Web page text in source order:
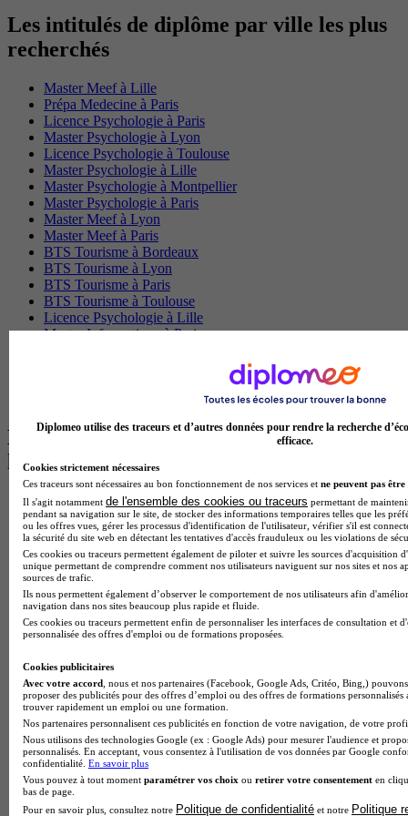
Les intitulés de diplôme par ville les plus
recherchés
Master Meef à Lille
Prépa Medecine à Paris
Licence Psychologie à Paris
Master Psychologie à Lyon
Licence Psychologie à Toulouse
Master Psychologie à Lille
Master Psychologie à Montpellier
Master Psychologie à Paris
Master Meef à Lyon
Master Meef à Paris
BTS Tourisme à Bordeaux
BTS Tourisme à Lyon
BTS Tourisme à Paris
BTS Tourisme à Toulouse
Licence Psychologie à Lille
Master Informatique à Paris
Les intitulés de diplôme par alternance
les plus recherchés
BTS Esf en alternance
BTS Dietetique en alternance
BTS Mco en alternance
BTS Pi en alternance
BTS Sp3s en alternance
Master CCA en alternance
BTS Ndrc en alternance
BTS Sam en alternance
Cap Fleuriste en alternance
MSc Marketing Digital en alternance
BTS Gpme en alternance
Cap Electricien en alternance
BTS Gpn en alternance
BTS Domotique en alternance
BAC Pro Agora en alternance
BTS Sta en alternance
BTS Iris en alternance
BTS Tpl en alternance
BTS Ati en alternance
Diplomeo utilise des traceurs et d’autres données pour rendre la recherche
efficace.
Cookies strictement nécessaires
Ces traceurs sont nécessaires au bon fonctionnement de nos services et ne peuvent pas être
Il s'agit notamment de l'ensemble des cookies ou traceurs permettant de
pendant sa navigation sur le site, de stocker des informations temporaires telles que les
ou les offres vues, gérer les processus d'identification de l'utilisateur, vérifier s'il est
la sécurité du site web en détectant les tentatives d'accès frauduleux ou les violations de
Ces cookies ou traceurs permettent également de piloter et suivre les sources d'acquisition
unique permettant de comprendre comment nos utilisateurs naviguent sur nos sites et nos
sources de trafic.
Ils nous permettent également d’observer le comportement de nos utilisateurs afin
navigation dans nos sites beaucoup plus rapide et fluide.
Ces cookies ou traceurs permettent enfin de personnaliser les interfaces de consultation et
personnalisée des offres d'emploi ou de formations proposées.
Cookies publicitaires
Avec votre accord , nous et nos partenaires (Facebook, Google Ads, Critéo, Bing,)
proposer des publicités pour des offres d’emploi ou des offres de formations
trouver rapidement un emploi ou une formation.
Nos partenaires personnalisent ces publicités en fonction de votre navigation, de votre
Nous utilisons des technologies Google (ex : Google Ads) pour mesurer l'audience et
personnalisés. En acceptant, vous consentez à l'utilisation de vos données par Google
confidentialité. En savoir plus
Vous pouvez à tout moment paramétrer vos choix ou retirer votre consentement en
bas de page.
Pour en savoir plus, consultez notre Politique de confidentialité et notre Politique